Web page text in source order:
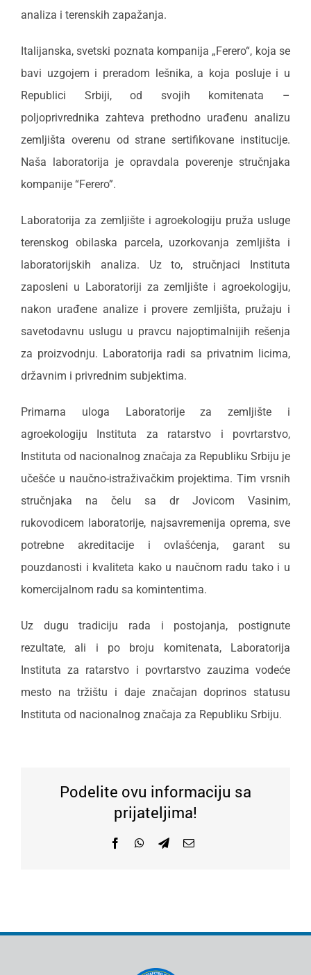
analiza i terenskih zapažanja.
Italijanska, svetski poznata kompanija „Ferero“, koja se
bavi uzgojem i preradom lešnika, a koja posluje i u
Republici Srbiji, od svojih komitenata –
poljoprivrednika zahteva prethodno urađenu analizu
zemljišta overenu od strane sertifikovane institucije.
Naša laboratorija je opravdala poverenje stručnjaka
kompanije “Ferero”.
Laboratorija za zemljište i agroekologiju pruža usluge
terenskog obilaska parcela, uzorkovanja zemljišta i
laboratorijskih analiza. Uz to, stručnjaci Instituta
zaposleni u Laboratoriji za zemljište i agroekologiju,
nakon urađene analize i provere zemljišta, pružaju i
savetodavnu uslugu u pravcu najoptimalnijih rešenja
za proizvodnju. Laboratorija radi sa privatnim licima,
državnim i privrednim subjektima.
Primarna uloga Laboratorije za zemljište i
agroekologiju Instituta za ratarstvo i povrtarstvo,
Instituta od nacionalnog značaja za Republiku Srbiju je
učešće u naučno-istraživačkim projektima. Tim vrsnih
stručnjaka na čelu sa dr Jovicom Vasinim,
rukovodicem laboratorije, najsavremenija oprema, sve
potrebne akreditacije i ovlašćenja, garant su
pouzdanosti i kvaliteta kako u naučnom radu tako i u
komercijalnom radu sa komintentima.
Uz dugu tradiciju rada i postojanja, postignute
rezultate, ali i po broju komitenata, Laboratorija
Instituta za ratarstvo i povrtarstvo zauzima vodeće
mesto na tržištu i daje značajan doprinos statusu
Instituta od nacionalnog značaja za Republiku Srbiju.
Podelite ovu informaciju sa
prijateljima!
FacebookWhatsApp
TelegramEmail